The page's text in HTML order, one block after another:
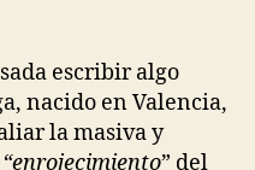
escribir algo
nacido en Valencia,
la masiva y
“enrojecimiento” del